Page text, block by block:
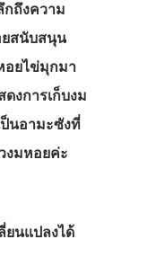
กถึงความ
สนับสนุน
อยไข่มุกมา
งการเก็บงม
นอามะซังที่
งมหอยค่ะ
ยนแปลงได้